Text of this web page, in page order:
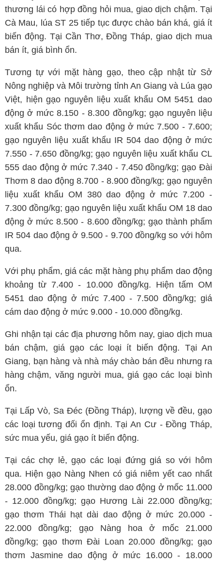
thương lái có hợp đồng hỏi mua, giao dịch chậm. Tại
Cà Mau, lúa ST 25 tiếp tục được chào bán khá, giá ít
biến động. Tại Cần Thơ, Đồng Tháp, giao dịch mua
bán ít, giá bình ổn.
Tương tự với mặt hàng gạo, theo cập nhật từ Sở
Nông nghiệp và Môi trường tỉnh An Giang và Lúa gạo
Việt, hiện gạo nguyên liệu xuất khẩu OM 5451 dao
động ở mức 8.150 - 8.300 đồng/kg; gạo nguyên liệu
xuất khẩu Sóc thơm dao động ở mức 7.500 - 7.600;
gạo nguyên liệu xuất khẩu IR 504 dao động ở mức
7.550 - 7.650 đồng/kg; gạo nguyên liệu xuất khẩu CL
555 dao động ở mức 7.340 - 7.450 đồng/kg; gạo Đài
Thơm 8 dao động 8.700 - 8.900 đồng/kg; gạo nguyên
liệu xuất khẩu OM 380 dao động ở mức 7.200 -
7.300 đồng/kg; gạo nguyên liệu xuất khẩu OM 18 dao
động ở mức 8.500 - 8.600 đồng/kg; gạo thành phẩm
IR 504 dao động ở 9.500 - 9.700 đồng/kg so với hôm
qua.
Với phụ phẩm, giá các mặt hàng phụ phẩm dao động
khoảng từ 7.400 - 10.000 đồng/kg. Hiện tấm OM
5451 dao động ở mức 7.400 - 7.500 đồng/kg; giá
cám dao động ở mức 9.000 - 10.000 đồng/kg.
Ghi nhận tại các địa phương hôm nay, giao dịch mua
bán chậm, giá gạo các loại ít biến động. Tại An
Giang, bạn hàng và nhà máy chào bán đều nhưng ra
hàng chậm, văng người mua, giá gạo các loại bình
ổn.
Tại Lấp Vò, Sa Đéc (Đồng Tháp), lượng về đều, gạo
các loại tương đối ổn định. Tại An Cư - Đồng Tháp,
sức mua yếu, giá gạo ít biến động.
Tại các chợ lẻ, gạo các loại đứng giá so với hôm
qua. Hiện gạo Nàng Nhen có giá niêm yết cao nhất
28.000 đồng/kg; gạo thường dao động ở mốc 11.000
- 12.000 đồng/kg; gạo Hương Lài 22.000 đồng/kg;
gạo thơm Thái hạt dài dao động ở mức 20.000 -
22.000 đồng/kg; gạo Nàng hoa ở mốc 21.000
đồng/kg; gạo thơm Đài Loan 20.000 đồng/kg; gạo
thơm Jasmine dao động ở mức 16.000 - 18.000